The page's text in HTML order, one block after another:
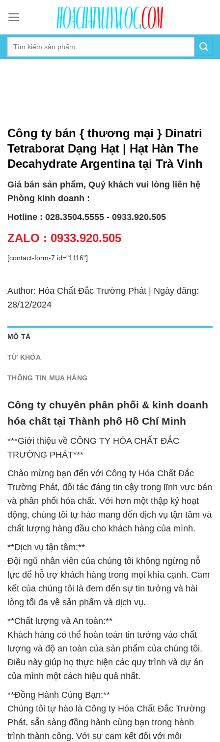
content
Công ty bán { thương mại } Dinatri
Tetraborat Dạng Hạt | Hạt Hàn The
Decahydrate Argentina tại Trà Vinh
Giá bán sản phẩm, Quý khách vui lòng liên hệ
Phòng kinh doanh :
Hotline : 028.3504.5555 - 0933.920.505
ZALO : 0933.920.505
[contact-form-7 id="1116"]
Author: Hóa Chất Đắc Trường Phát | Ngày đăng:
28/12/2024
MÔ TẢ
TỪ KHÓA
THÔNG TIN MUA HÀNG
Công ty chuyên phân phối & kinh doanh
hóa chất tại Thành phố Hồ Chí Minh
***Giới thiệu về CÔNG TY HÓA CHẤT ĐẮC
TRƯỜNG PHÁT***
Chào mừng bạn đến với Công ty Hóa Chất Đắc
Trường Phát, đối tác đáng tin cậy trong lĩnh vực bán
và phân phối hóa chất. Với hơn một thập kỷ hoạt
động, chúng tôi tự hào mang đến dịch vụ tận tâm và
chất lượng hàng đầu cho khách hàng của mình.
**Dịch vụ tận tâm:**
Đội ngũ nhân viên của chúng tôi không ngừng nỗ
lực để hỗ trợ khách hàng trong mọi khía cạnh. Cam
kết của chúng tôi là đem đến sự tin tưởng và hài
lòng tối đa về sản phẩm và dịch vụ.
**Chất lượng và An toàn:**
Khách hàng có thể hoàn toàn tin tưởng vào chất
lượng và độ an toàn của sản phẩm của chúng tôi.
Điều này giúp họ thực hiện các quy trình và dự án
của mình một cách hiệu quả nhất.
**Đồng Hành Cùng Bạn:**
Chúng tôi tự hào là Công ty Hóa Chất Đắc Trường
Phát, sẵn sàng đồng hành cùng bạn trong hành
trình thành công. Với sự cam kết đối với môi